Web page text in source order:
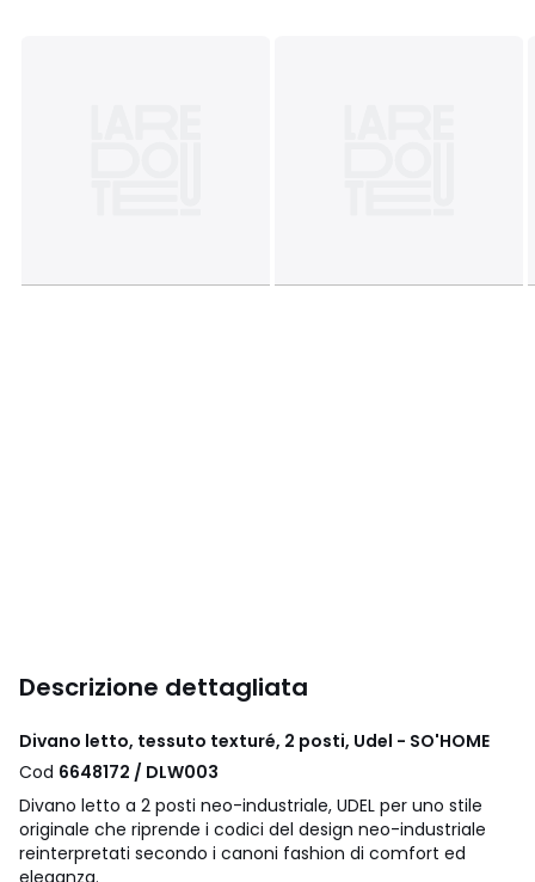
Descrizione dettagliata
Divano letto, tessuto texturé, 2 posti, Udel - SO'HOME
Cod 6648172 / DLW003
Divano letto a 2 posti neo-industriale, UDEL per uno stile
originale che riprende i codici del design neo-industriale
reinterpretati secondo i canoni fashion di comfort ed
eleganza.